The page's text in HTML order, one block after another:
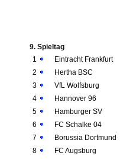
9. Spieltag
1
Eintracht Frankfurt
2
Hertha BSC
3
VfL Wolfsburg
4
Hannover 96
5
Hamburger SV
6
FC Schalke 04
7
Borussia Dortmund
8
FC Augsburg